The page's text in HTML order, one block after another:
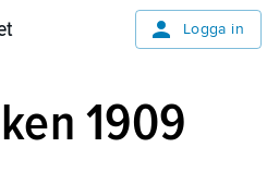
Logga in
1909